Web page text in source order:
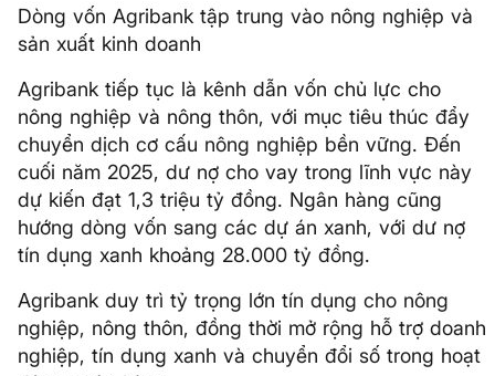
Dòng vốn Agribank tập trung vào nông nghiệp và
sản xuất kinh doanh
Agribank tiếp tục là kênh dẫn vốn chủ lực cho
nông nghiệp và nông thôn, với mục tiêu thúc đẩy
chuyển dịch cơ cấu nông nghiệp bền vững. Đến
cuối năm 2025, dư nợ cho vay trong lĩnh vực này
dự kiến đạt 1,3 triệu tỷ đồng. Ngân hàng cũng
hướng dòng vốn sang các dự án xanh, với dư nợ
tín dụng xanh khoảng 28.000 tỷ đồng.
Agribank duy trì tỷ trọng lớn tín dụng cho nông
nghiệp, nông thôn, đồng thời mở rộng hỗ trợ doanh
nghiệp, tín dụng xanh và chuyển đổi số trong hoạt